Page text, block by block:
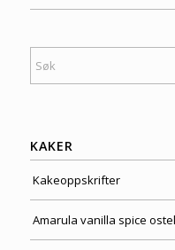
KAKER
Kakeoppskrifter
Amarula vanilla spice